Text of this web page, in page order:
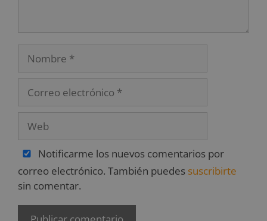
Notificarme los nuevos comentarios por
correo electrónico. También puedes suscribirte
sin comentar.